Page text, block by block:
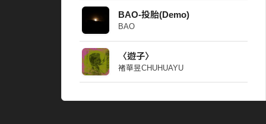
BAO-投胎(Demo)
BAO
〈遊子〉
褚華昱CHUHUAYU
ParkPark Carnival
一起比 YEAH 吧